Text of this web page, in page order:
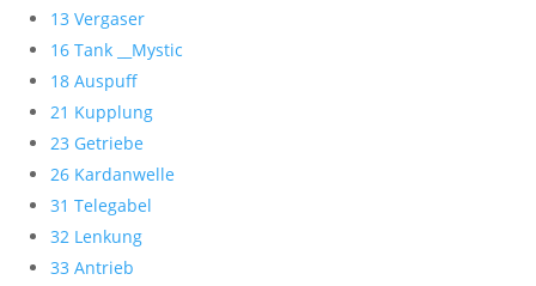
13 Vergaser
16 Tank __Mystic
18 Auspuff
21 Kupplung
23 Getriebe
26 Kardanwelle
31 Telegabel
32 Lenkung
33 Antrieb